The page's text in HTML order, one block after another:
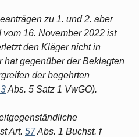
zu 1. und 2. aber
16. November 2022 ist
den Kläger nicht in
hat gegenüber der Beklagten
der begehrten
Abs. 5 Satz 1 VwGO).
Art. 57Abs. 1 Buchst. f